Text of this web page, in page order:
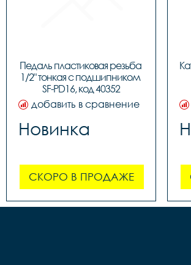
Педаль пластиковая резьба
1/2" тонкая c подшипником
SF-PD16, код 40352
добавить в сравнение
Новинка
СКОРО В ПРОДАЖЕ